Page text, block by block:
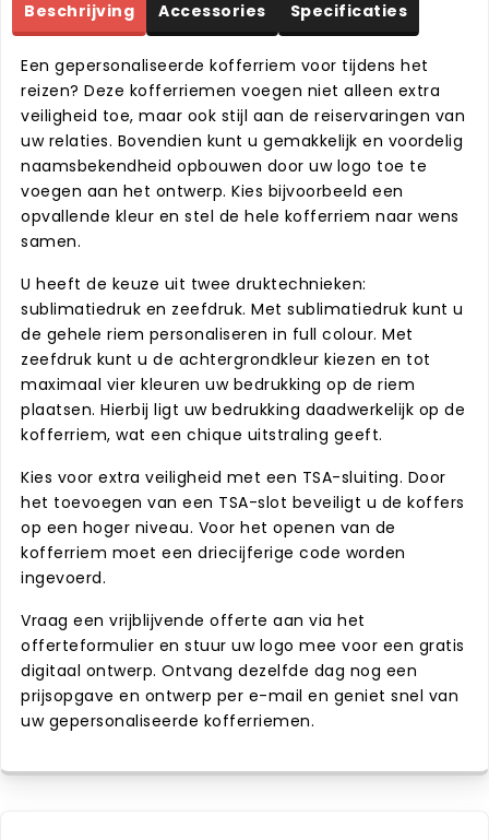
Beschrijving Accessories Specificaties
Een gepersonaliseerde kofferriem voor tijdens het
reizen? Deze kofferriemen voegen niet alleen extra
veiligheid toe, maar ook stijl aan de reiservaringen van
uw relaties. Bovendien kunt u gemakkelijk en voordelig
naamsbekendheid opbouwen door uw logo toe te
voegen aan het ontwerp. Kies bijvoorbeeld een
opvallende kleur en stel de hele kofferriem naar wens
samen.
U heeft de keuze uit twee druktechnieken:
sublimatiedruk en zeefdruk. Met sublimatiedruk kunt u
de gehele riem personaliseren in full colour. Met
zeefdruk kunt u de achtergrondkleur kiezen en tot
maximaal vier kleuren uw bedrukking op de riem
plaatsen. Hierbij ligt uw bedrukking daadwerkelijk op de
kofferriem, wat een chique uitstraling geeft.
Kies voor extra veiligheid met een TSA-sluiting. Door
het toevoegen van een TSA-slot beveiligt u de koffers
op een hoger niveau. Voor het openen van de
kofferriem moet een driecijferige code worden
ingevoerd.
Vraag een vrijblijvende offerte aan via het
offerteformulier en stuur uw logo mee voor een gratis
digitaal ontwerp. Ontvang dezelfde dag nog een
prijsopgave en ontwerp per e-mail en geniet snel van
uw gepersonaliseerde kofferriemen.